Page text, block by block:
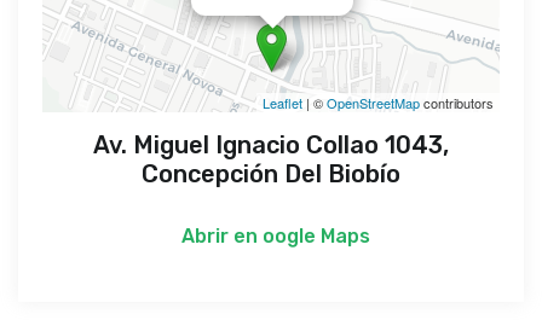
Leaflet | ©OpenStreetMapcontributors
Av. Miguel Ignacio Collao 1043,
Concepción Del Biobío
Abrir en oogle Maps